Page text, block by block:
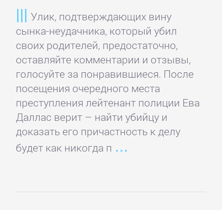
Улик, подтверждающих вину
сынка-неудачника, который убил
своих родителей, предостаточно,
оставляйте комментарии и отзывы,
голосуйте за понравившиеся. После
посещения очередного места
преступления лейтенант полиции Ева
Даллас верит – найти убийцу и
доказать его причастность к делу
будет как никогда п
Детские
приключения
Детские
стихи
Зарубежные
детские
книги
детей: